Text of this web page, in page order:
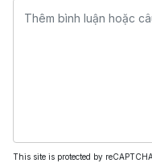
This site is protected by